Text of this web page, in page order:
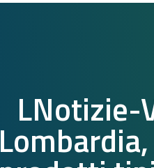
LNotizie-